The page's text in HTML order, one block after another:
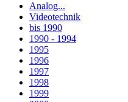
Analog...
Videotechnik
bis 1990
1990 - 1994
1995
1996
1997
1998
1999